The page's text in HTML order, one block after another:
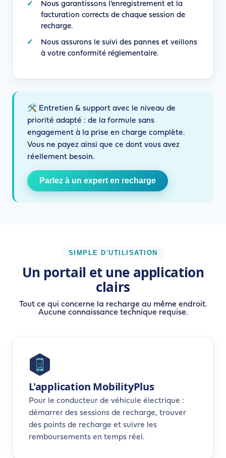
Nous garantissons l'enregistrement et la
facturation corrects de chaque session de
recharge.
Nous assurons le suivi des pannes et veillons
à votre conformité réglementaire.
🛠️ Entretien & support avec le niveau de
priorité adapté : de la formule sans
engagement à la prise en charge complète.
Vous ne payez ainsi que ce dont vous avez
réellement besoin.
Parlez à un expert en recharge
SIMPLE D'UTILISATION
Un portail et une application
clairs
Tout ce qui concerne la recharge au même endroit.
Aucune connaissance technique requise.
L'application MobilityPlus
Pour le conducteur de véhicule électrique :
démarrer des sessions de recharge, trouver
des points de recharge et suivre les
remboursements en temps réel.